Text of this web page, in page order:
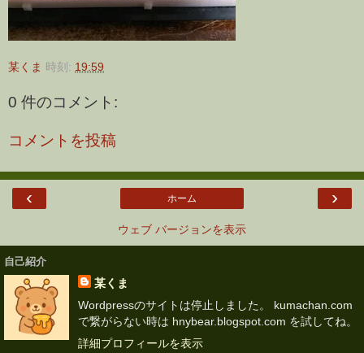
某くま 時刻: 19:59
0 件のコメント:
コメントを投稿
‹ ›
ホーム
ウェブ バージョンを表示
自己紹介
某くま
Wordpressのサイトは停止しました。 kumachan.com
で繋がらない時は hnybear.blogspot.com を試してね。
詳細プロフィールを表示